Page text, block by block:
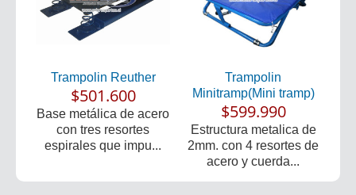
Trampolin Reuther
$501.600
Base metálica de acero
con tres resortes
espirales que impu...
Trampolin
Minitramp(Mini tramp)
$599.990
Estructura metalica de
2mm. con 4 resortes de
acero y cuerda...